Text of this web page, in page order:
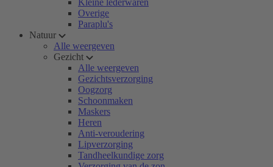
Kleine lederwaren
Overige
Paraplu's
Natuur
Alle weergeven
Gezicht
Alle weergeven
Gezichtsverzorging
Oogzorg
Schoonmaken
Maskers
Heren
Anti-veroudering
Lipverzorging
Tandheelkundige zorg